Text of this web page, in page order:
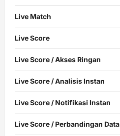
Live Match
Live Score
Live Score / Akses Ringan
Live Score / Analisis Instan
Live Score / Notifikasi Instan
Live Score / Perbandingan Data